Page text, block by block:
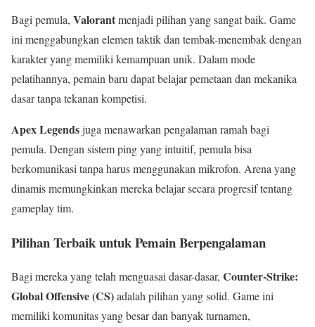
Bagi pemula, Valorantmenjadi pilihan yang sangat baik. Game
ini menggabungkan elemen taktik dan tembak-menembak dengan
karakter yang memiliki kemampuan unik. Dalam mode
pelatihannya, pemain baru dapat belajar pemetaan dan mekanika
dasar tanpa tekanan kompetisi.
Apex Legendsjuga menawarkan pengalaman ramah bagi
pemula. Dengan sistem ping yang intuitif, pemula bisa
berkomunikasi tanpa harus menggunakan mikrofon. Arena yang
dinamis memungkinkan mereka belajar secara progresif tentang
gameplay tim.
Pilihan Terbaik untuk Pemain Berpengalaman
Bagi mereka yang telah menguasai dasar-dasar, Counter-Strike:
Global Offensive (CS)adalah pilihan yang solid. Game ini
memiliki komunitas yang besar dan banyak turnamen,